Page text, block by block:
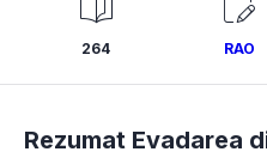
264 RAO
Rezumat Evadarea